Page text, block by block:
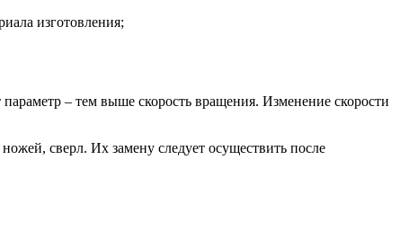
изготовления;
– тем выше скорость вращения. Изменение скорости
сверл. Их замену следует осуществить после